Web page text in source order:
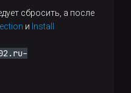
сбросить, а после
и Install